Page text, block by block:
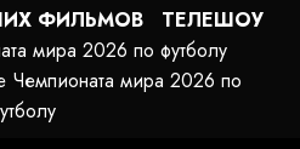
ФИЛЬМОВ
ТЕЛЕШОУ
мира 2026 по футболу
Чемпионата мира 2026 по